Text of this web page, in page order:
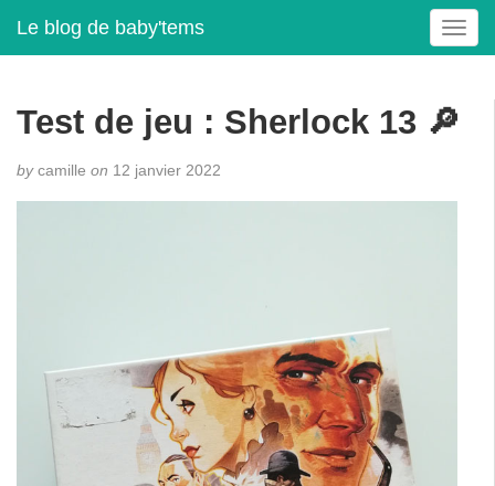
Le blog de baby'tems
T
o
l
a
Test de jeu : Sherlock 13 🔎
bycamille on 12 janvier 2022